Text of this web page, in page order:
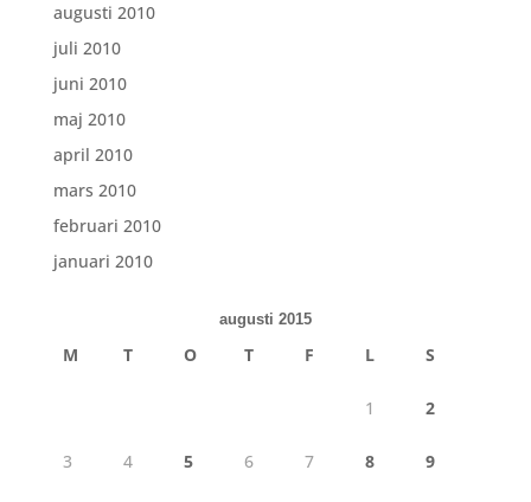
augusti 2010
juli 2010
juni 2010
maj 2010
april 2010
mars 2010
februari 2010
januari 2010
augusti 2015
M T O T F L S
1 2
3 4 5 6 7 8 9